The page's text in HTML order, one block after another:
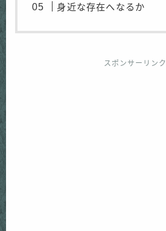
身近な存在へなるか
スポンサーリンク